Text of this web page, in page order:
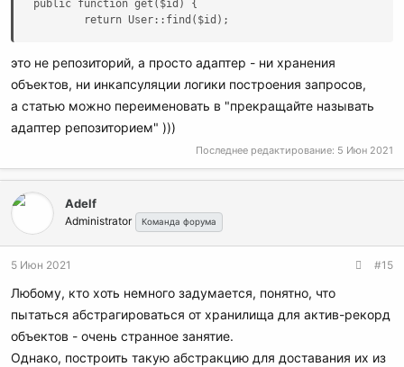
public function get($id) {
        return User::find($id);
это не репозиторий, а просто адаптер - ни хранения
объектов, ни инкапсуляции логики построения запросов,
а статью можно переименовать в "прекращайте называть
адаптер репозиторием" )))
Последнее редактирование: 5 Июн 2021
Adelf
Administrator Команда форума
5 Июн 2021 #15
Любому, кто хоть немного задумается, понятно, что
пытаться абстрагироваться от хранилища для актив-рекорд
объектов - очень странное занятие.
Однако, построить такую абстракцию для доставания их из